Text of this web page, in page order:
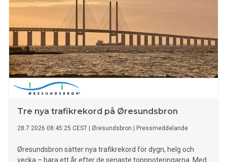
utökar märkets modellprogram strategiskt mot det övre
segmentet. Nya Audi Q9 kombinerar rymd, suveräna
köregenskaper och tekniska världsnyheter. Till
höjdpunkterna hör tredje generationens välvda digitala
OLED-bakljus, individuella elektriska säten i andra raden,
automatiska dörrar, adaptiv förarassistent plus med
handsfree-körning samt det största panoramataket1 hittills
i en Audi. Sofistikerad fjädring och quattro-fyrhjulsdrift,
tillsammans med effektiva drivlinor, garanterar pres
Tre nya trafikrekord på Øresundsbron
28.7.2026 08:45:25 CEST Øresundsbron Pressmeddelande
Øresundsbron sätter nya trafikrekord för dygn, helg och
vecka – bara ett år efter de senaste toppnoteringarna. Med